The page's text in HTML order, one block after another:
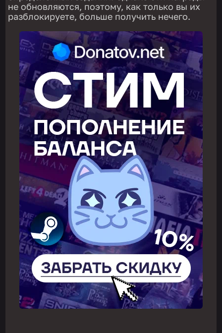
не обновляются, поэтому, как только вы их
разблокируете, больше получить нечего.